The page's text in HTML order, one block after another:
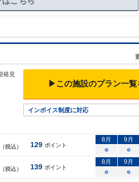
発見
▶この施設のプラン一覧
インボイス制度に対応
（税込） 129 ポイント
8月 9月
○
○
（税込） 139 ポイント
8月 9月
○
○